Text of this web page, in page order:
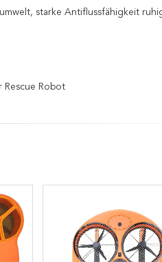
starke Antiflussfähigkeit
Rescue Robot